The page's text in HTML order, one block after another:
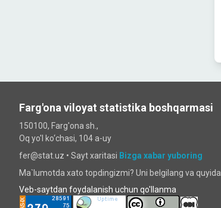
Farg'ona viloyat statistika boshqarmasi
150100, Farg'ona sh.,
Oq yo'l ko‘chаsi, 104 a-uy
fer@stat.uz • Sayt xaritasi Bizga xabar yuboring
Ma`lumotda xato topdingizmi? Uni belgilang va
Veb-saytdan foydalanish uchun qo'llanma